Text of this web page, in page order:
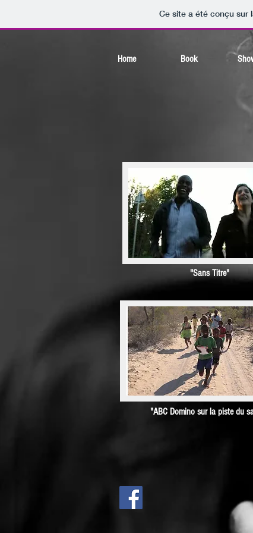
Ce site a été conçu sur
Home Book
"Sans Titre"
"ABC Domino sur la piste du